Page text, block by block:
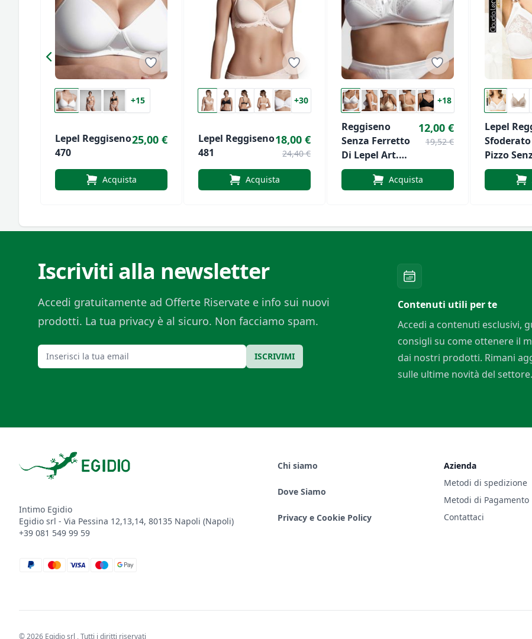
+15
Lepel Reggiseno
470
25,00 €
Acquista
+30
Lepel Reggiseno
481
18,00 €
24,40 €
Acquista
+18
Reggiseno
Senza Ferretto
Di Lepel Art.
Delia
12,00 €
19,52 €
Acquista
Lepel
Sfoderato
Pizzo
Ferretto
Art.DELIA
Iscriviti alla newsletter
Accedi gratuitamente ad Offerte Riservate e info sui nuovi
prodotti. La tua privacy è al sicuro. Non facciamo spam.
Email ISCRIVIMI
Contenuti utili per te
Accedi a contenuti esclusivi,
consigli su come ottenere il
dai nostri prodotti. Rimani
sulle ultime novità del settore.
Intimo Egidio
Egidio srl - Via Pessina 12,13,14, 80135 Napoli (Napoli)
+39 081 549 99 59
paypal
mastercard
visa
maestro
google_pay
Chi siamo
Dove Siamo
Privacy e Cookie Policy
Azienda
Metodi di spedizione
Metodi di Pagamento
Contattaci
© 2026 Egidio srl , Tutti i diritti riservati